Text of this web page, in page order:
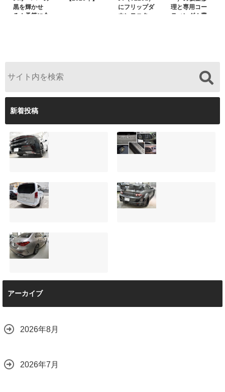
黒を輝かせ
る！予算に合
にフリップダ
ウンモニター
理と専用コー
ティング！費
新着投稿
【施工事例】クラ
ウンクロスオーバ
ーの黒を輝かせ
と車内イルミネー
ション設置
2026.08.08
夏季休暇について
ご案内【2026年】
2026.08.05
サンルーフ付きベ
ンツVクラス
（V220d）にフリ
店で断られた悩み
をプロの技術で解
2026.08.04
は？
【施工事例】メル
セデス・ベンツ
C220d｜3層セラ
取り”「ミックスコ
ート」と弱点克服
2026.07.28
アーカイブ
2026年8月
2026年7月